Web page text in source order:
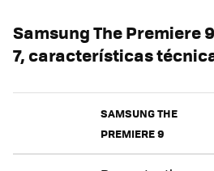
Samsung The Premiere
7, características
SAMSUNG THE
PREMIERE 9